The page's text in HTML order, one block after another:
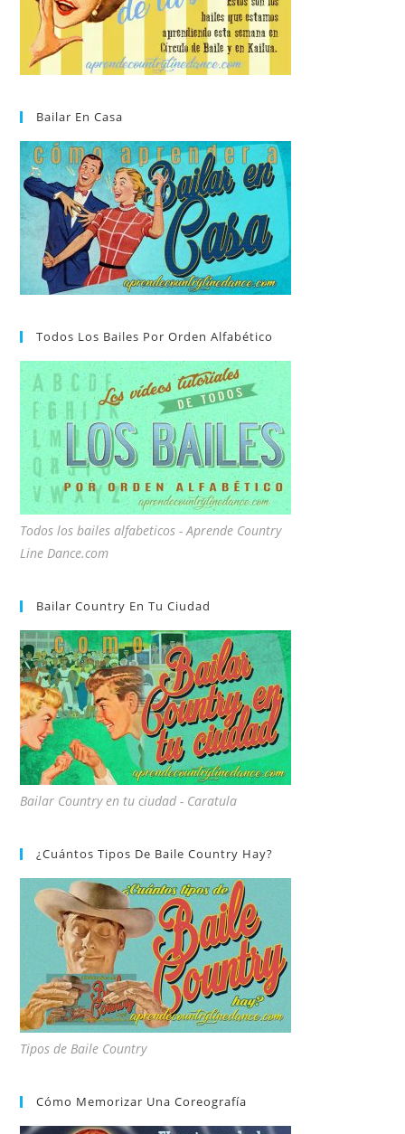
Bailar En Casa
Todos Los Bailes Por Orden Alfabético
Todos los bailes alfabeticos - Aprende Country
Line Dance.com
Bailar Country En Tu Ciudad
Bailar Country en tu ciudad - Caratula
¿Cuántos Tipos De Baile Country Hay?
Tipos de Baile Country
Cómo Memorizar Una Coreografía